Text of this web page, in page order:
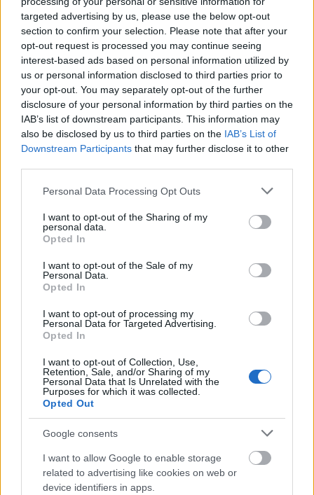
targeted advertising by us, please use the below opt-out
section to confirm your selection. Please note that after your
opt-out request is processed you may continue seeing
interest-based ads based on personal information utilized by
us or personal information disclosed to third parties prior to
your opt-out. You may separately opt-out of the further
disclosure of your personal information by third parties on the
IAB’s list of downstream participants. This information may
also be disclosed by us to third parties on the IAB’s List of
Downstream Participants that may further disclose it to other
Please note that this website/app uses one or more Google
not limited to your visit or usage behaviour. You may click to
grant or deny consent to Google and its third-party tags to
use your data for below specified purposes in below Google
consent section.
Personal Data Processing Opt Outs
I want to opt-out of the Sharing of my
personal data.
Opted In
I want to opt-out of the Sale of my
Personal Data.
Opted In
I want to opt-out of processing my
Personal Data for Targeted Advertising.
Opted In
I want to opt-out of Collection, Use,
Retention, Sale, and/or Sharing of my
Personal Data that Is Unrelated with the
Purposes for which it was collected.
Opted Out
Google consents
I want to allow Google to enable storage
related to advertising like cookies on web or
device identifiers in apps.
για αστεία βίντεο - ή για κάθε είδους
κακοποίηση», επισήμανε η κυρία Χούμπιγκ και
ανέφερε ότι τα «ψηφιακά φαινόμενα»
αυξάνονται ραγδαία, με συχνότερα θύματα
γυναίκες.
Το πρόβλημα, εξηγεί στην BILD o ειδικός στο
δίκαιο σεξουαλικών αδικημάτων Νιλς Βίνκλερ,
είναι ότι «προς το παρόν δεν υπάρχει νομολογία
δημιουργεί σήμερα παραπλανητικά ρεαλιστικά
ψεύτικα βίντεο ή σεξουαλικά χειραγωγημένες
εικόνες, να λειτουργεί συχνά σε μια νομικά γκρίζα
Για αύριο έχει προγραμματιστεί διαδήλωση στο
κέντρο του Βερολίνου, υπό το σύνθημα «Για
αλληλεγγύη, δικαιοσύνη και πραγματική αλλαγή με
τη μορφή σαφούς νομοθεσίας και πραγματικών
συνεπειών - Και εναντίον της σεξουαλικής βίας».
Η Κολίν Φερνάντες κάλεσε μέσω του
λογαριασμού της στο Instagram τους πολίτες να
δώσουν «ηχηρά» το «παρών». «Η βία συμβαίνει
στην καρδιά της κοινωνίας μας και οι δράστες
είναι συχνά οι καλοί, οι αστείοι, οι συμπαθείς»,
τόνισε.